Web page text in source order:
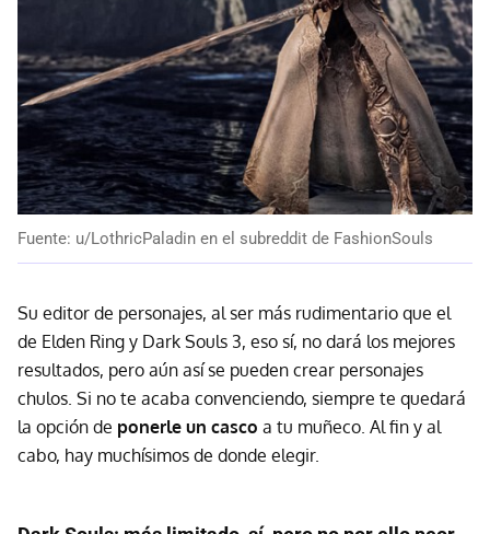
Fuente: u/LothricPaladin en el subreddit de FashionSouls
Su editor de personajes, al ser más rudimentario que el
de Elden Ring y Dark Souls 3, eso sí, no dará los mejores
resultados, pero aún así se pueden crear personajes
chulos. Si no te acaba convenciendo, siempre te quedará
la opción de ponerle un casco a tu muñeco. Al fin y al
cabo, hay muchísimos de donde elegir.